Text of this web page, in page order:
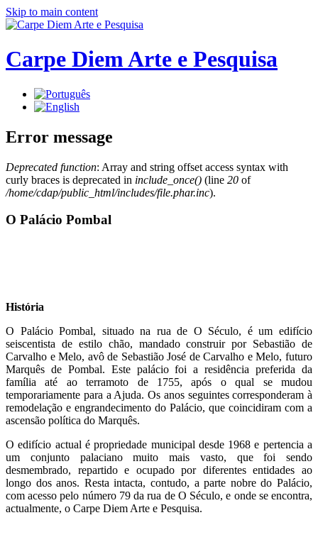
Skip to main content
Carpe Diem Arte e Pesquisa
Error message
Deprecated function: Array and string offset access syntax with
curly braces is deprecated in include_once() (line 20 of
/home/cdap/public_html/includes/file.phar.inc).
O Palácio Pombal
História
O Palácio Pombal, situado na rua de O Século, é um edifício
seiscentista de estilo chão, mandado construir por Sebastião de
Carvalho e Melo, avô de Sebastião José de Carvalho e Melo, futuro
Marquês de Pombal. Este palácio foi a residência preferida da
família até ao terramoto de 1755, após o qual se mudou
temporariamente para a Ajuda. Os anos seguintes corresponderam à
remodelação e engrandecimento do Palácio, que coincidiram com a
ascensão política do Marquês.
O edifício actual é propriedade municipal desde 1968 e pertencia a
um conjunto palaciano muito mais vasto, que foi sendo
desmembrado, repartido e ocupado por diferentes entidades ao
longo dos anos. Resta intacta, contudo, a parte nobre do Palácio,
com acesso pelo número 79 da rua de O Século, e onde se encontra,
actualmente, o Carpe Diem Arte e Pesquisa.